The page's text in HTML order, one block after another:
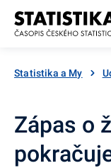
Přejít k obsahu
Statistika a My
Zápas o